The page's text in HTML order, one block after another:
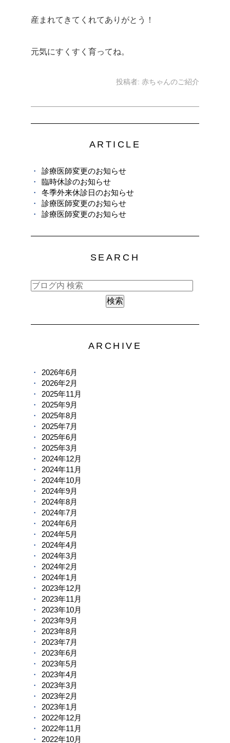
産まれてきてくれてありがとう！
元気にすくすく育ってね。
投稿者: 赤ちゃんのご紹介
ARTICLE
診療医師変更のお知らせ
臨時休診のお知らせ
冬季外来休診日のお知らせ
診療医師変更のお知らせ
診療医師変更のお知らせ
SEARCH
ARCHIVE
2026年6月
2026年2月
2025年11月
2025年9月
2025年8月
2025年7月
2025年6月
2025年3月
2024年12月
2024年11月
2024年10月
2024年9月
2024年8月
2024年7月
2024年6月
2024年5月
2024年4月
2024年3月
2024年2月
2024年1月
2023年12月
2023年11月
2023年10月
2023年9月
2023年8月
2023年7月
2023年6月
2023年5月
2023年4月
2023年3月
2023年2月
2023年1月
2022年12月
2022年11月
2022年10月